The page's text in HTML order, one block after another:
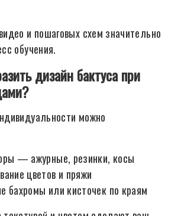
и пошаговых схем значительно
обучения.
дизайн бактуса при
можно
— ажурные, резинки, косы
цветов и пряжи
бахромы или кисточек по краям